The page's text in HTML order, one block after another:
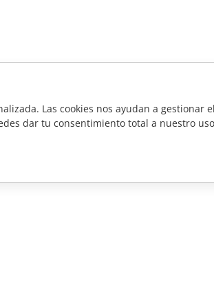
Las cookies nos ayudan a gestionar
dar tu consentimiento total a nuestro